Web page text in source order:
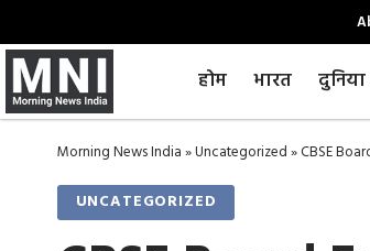
होम भारत दुनिया
Morning News India»Uncategorized»CBSE
UNCATEGORIZED